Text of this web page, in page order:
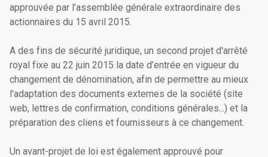
approuvée par l’assemblée générale extraordinaire des
actionnaires du 15 avril 2015.
A des fins de sécurité juridique, un second projet d'arrêté
royal fixe au 22 juin 2015 la date d’entrée en vigueur du
changement de dénomination, afin de permettre au mieux
l'adaptation des documents externes de la société (site
web, lettres de confirmation, conditions générales...) et la
préparation des cliens et fournisseurs à ce changement.
Un avant-projet de loi est également approuvé pour